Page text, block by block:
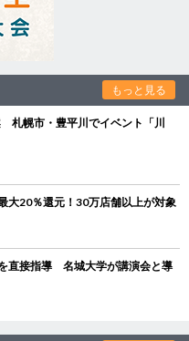
もっと見る
札幌市・豊平川でイベント「川
大20％還元！30万店舗以上が対象
直接指導 名城大学が講演会と導